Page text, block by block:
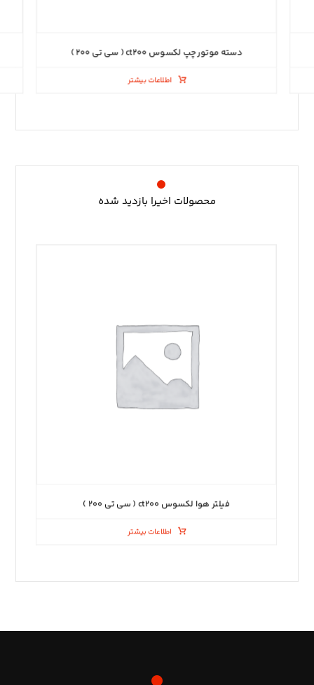
دسته موتور چپ لکسوس ct۲۰۰ ( سی تی ۲۰۰ )
اطلاعات بیشتر
محصولات اخیرا بازدید شده
فیلتر هوا لکسوس ct۲۰۰ ( سی تی ۲۰۰ )
اطلاعات بیشتر